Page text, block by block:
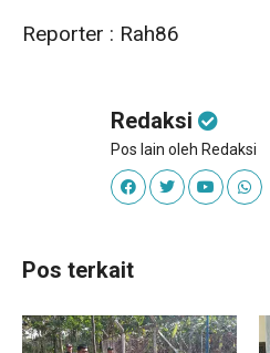
Reporter : Rah86
Redaksi
Pos lain oleh Redaksi
Pos terkait